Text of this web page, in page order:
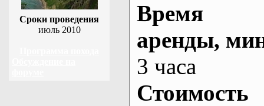
Сроки проведения
июль 2010
Время
аренды,
3 часа
Стоимость